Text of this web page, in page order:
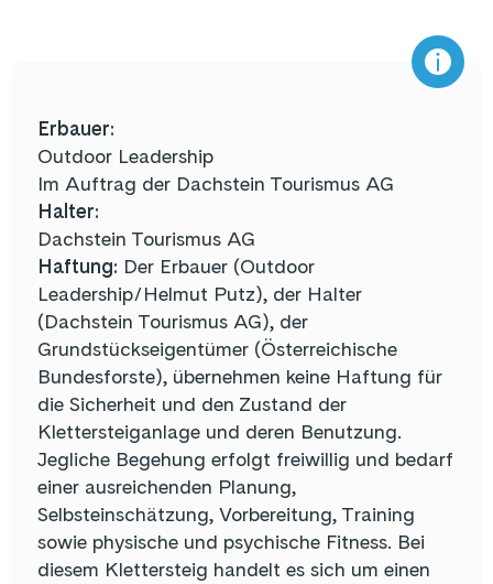
Erbauer:
Outdoor Leadership
Im Auftrag der Dachstein Tourismus AG
Halter:
Dachstein Tourismus AG
Haftung: Der Erbauer (Outdoor
Leadership/Helmut Putz), der Halter
(Dachstein Tourismus AG), der
Grundstückseigentümer (Österreichische
Bundesforste), übernehmen keine Haftung für
die Sicherheit und den Zustand der
Klettersteiganlage und deren Benutzung.
Jegliche Begehung erfolgt freiwillig und bedarf
einer ausreichenden Planung,
Selbsteinschätzung, Vorbereitung, Training
sowie physische und psychische Fitness. Bei
diesem Klettersteig handelt es sich um einen